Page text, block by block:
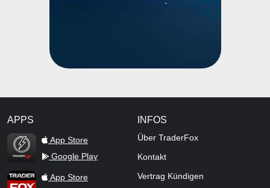
APPS
TraderFox Flash
App Store
Google Play
TraderFox AppApp Store
INFOS
Über TraderFox
Kontakt
Vertrag Kündigen